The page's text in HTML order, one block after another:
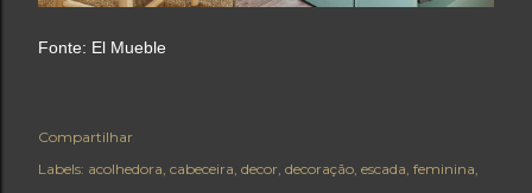
Fonte: El Mueble
Compartilhar
Labels: acolhedora cabeceira decor decoração escada feminina